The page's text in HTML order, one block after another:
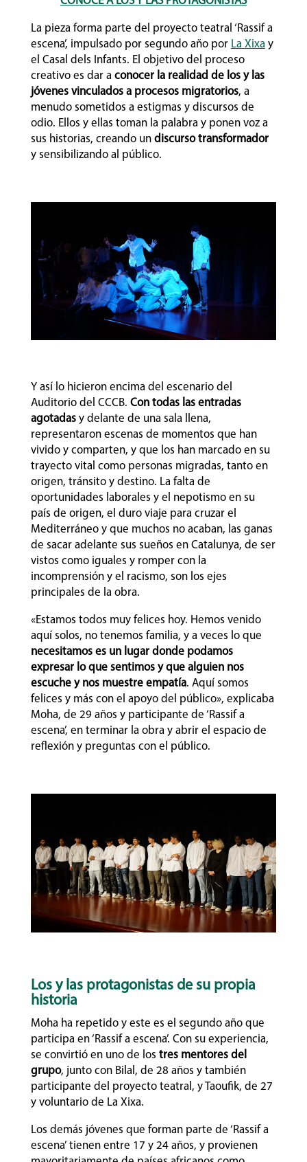
La pieza forma parte del proyecto teatral ‘Rassif a
escena’, impulsado por segundo año por La Xixay
el Casal dels Infants. El objetivo del proceso
creativo es dar a conocer la realidad de los y las
jóvenes vinculados a procesos migratorios, a
menudo sometidos a estigmas y discursos de
odio. Ellos y ellas toman la palabra y ponen voz a
sus historias, creando un discurso transformador
y sensibilizando al público.
Y así lo hicieron encima del escenario del
Auditorio del CCCB. Con todas las entradas
agotadasy delante de una sala llena,
representaron escenas de momentos que han
vivido y comparten, y que los han marcado en su
trayecto vital como personas migradas, tanto en
origen, tránsito y destino. La falta de
oportunidades laborales y el nepotismo en su
país de origen, el duro viaje para cruzar el
Mediterráneo y que muchos no acaban, las ganas
de sacar adelante sus sueños en Catalunya, de ser
vistos como iguales y romper con la
incomprensión y el racismo, son los ejes
principales de la obra.
«Estamos todos muy felices hoy. Hemos venido
aquí solos, no tenemos familia, y a veces lo que
necesitamos es un lugar donde podamos
expresar lo que sentimos y que alguien nos
escuche y nos muestre empatía. Aquí somos
felices y más con el apoyo del público», explicaba
Moha, de 29 años y participante de ‘Rassif a
escena’, en terminar la obra y abrir el espacio de
reflexión y preguntas con el público.
Los y las protagonistas de su propia
historia
Moha ha repetido y este es el segundo año que
participa en ‘Rassif a escena’. Con su experiencia,
se convirtió en uno de los tres mentores del
grupo, junto con Bilal, de 28 años y también
participante del proyecto teatral, y Taoufik, de 27
y voluntario de La Xixa.
Los demás jóvenes que forman parte de ‘Rassif a
escena’ tienen entre 17 y 24 años, y provienen